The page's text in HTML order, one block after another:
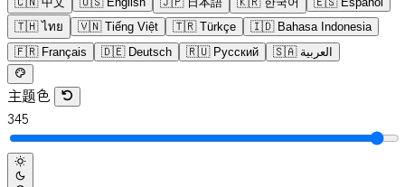
🇹🇭 ไทย 🇻🇳 Tiếng Việt 🇹🇷 Türkçe 🇮🇩 Bahasa Indonesia
🇫🇷 Français 🇩🇪 Deutsch 🇷🇺 Русский 🇸🇦 العربية
主题色
345